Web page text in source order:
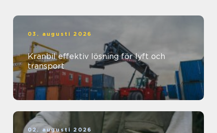
03. augusti 2026
Kranbil effektiv lösning för lyft och
transport
02. augusti 2026